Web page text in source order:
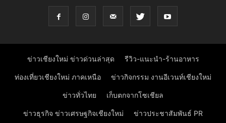
ข่าวเชียงใหม่ ข่าวด่วนล่าสุด รีวิว-แนะนำ-ร้านอาหาร
ท่องเที่ยวเชียงใหม่ ภาคเหนือ ข่าวกิจกรรม งานอีเวนท์เชียงใหม่
ข่าวทั่วไทย เก็บตกจากโซเชียล
ข่าวธุรกิจ ข่าวเศรษฐกิจเชียงใหม่ ข่าวประชาสัมพันธ์ PR